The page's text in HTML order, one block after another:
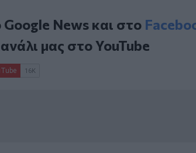
Google Newsκαι στο
μας στοYouTube